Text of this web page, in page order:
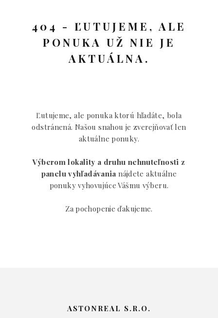
404 - ĽUTUJEME, ALE
PONUKA UŽ NIE JE
AKTUÁLNA.
Ľutujeme, ale ponuka ktorú hľadáte, bola
odstránená. Našou snahou je zverejňovať len
aktuálne ponuky.
Výberom lokality a druhu nehnuteľnosti z
panelu vyhľadávania nájdete aktuálne
ponuky vyhovujúce Vášmu výberu.
Za pochopenie ďakujeme.
ASTONREAL S.R.O.